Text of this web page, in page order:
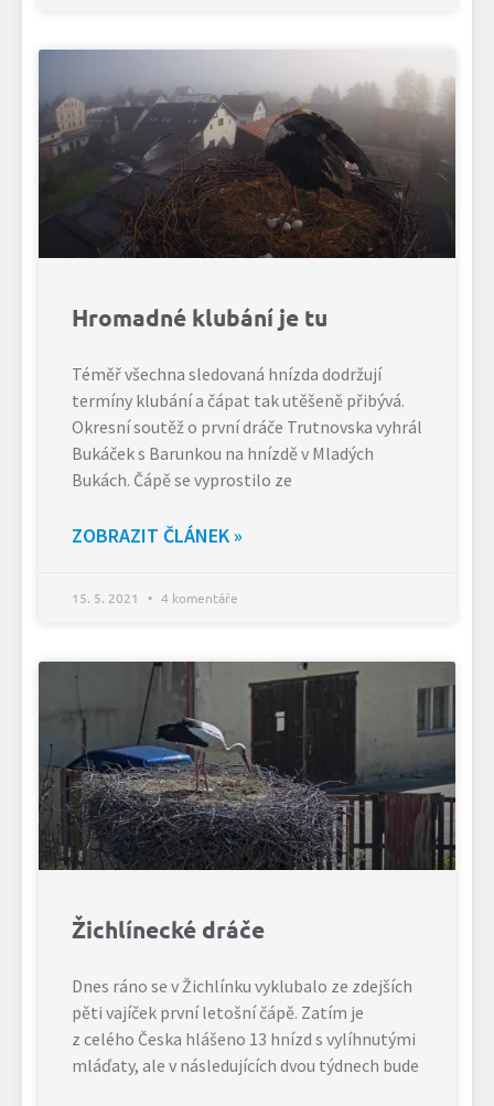
Hromadné klubání je tu
Téměř všechna sledovaná hnízda dodržují
termíny klubání a čápat tak utěšeně přibývá.
Okresní soutěž o první dráče Trutnovska vyhrál
Bukáček s Barunkou na hnízdě v Mladých
Bukách. Čápě se vyprostilo ze
ZOBRAZIT ČLÁNEK »
15. 5. 2021 4 komentáře
Žichlínecké dráče
Dnes ráno se v Žichlínku vyklubalo ze zdejších
pěti vajíček první letošní čápě. Zatím je
z celého Česka hlášeno 13 hnízd s vylíhnutými
mláďaty, ale v následujících dvou týdnech bude